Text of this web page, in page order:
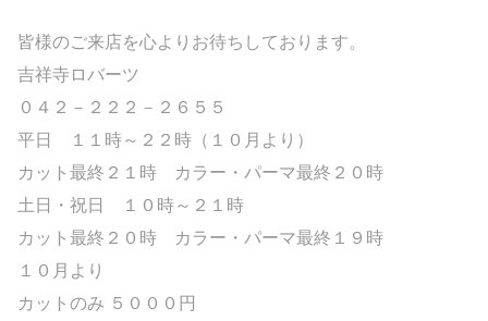
皆様のご来店を心よりお待ちしております。
吉祥寺ロバーツ
０４２－２２２－２６５５
平日 １１時～２２時（１０月より）
カット最終２１時 カラー・パーマ最終２０時
土日・祝日 １０時～２１時
カット最終２０時 カラー・パーマ最終１９時
１０月より
カットのみ ５０００円